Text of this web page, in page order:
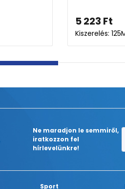
Ft
Kiszerelés: 125ML
Ne maradjon le semmiről,
iratkozzon fel
hírlevelünkre!
Sport